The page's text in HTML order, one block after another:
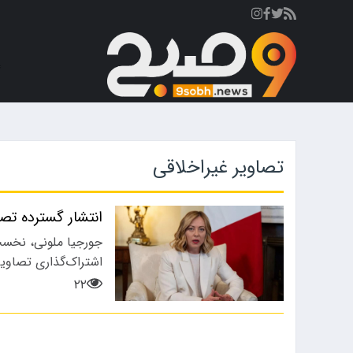
تصاویر غیراخلاقی
انتشار گسترده
جورجیا ملونی،
اشتراک‌گذاری
۲۲